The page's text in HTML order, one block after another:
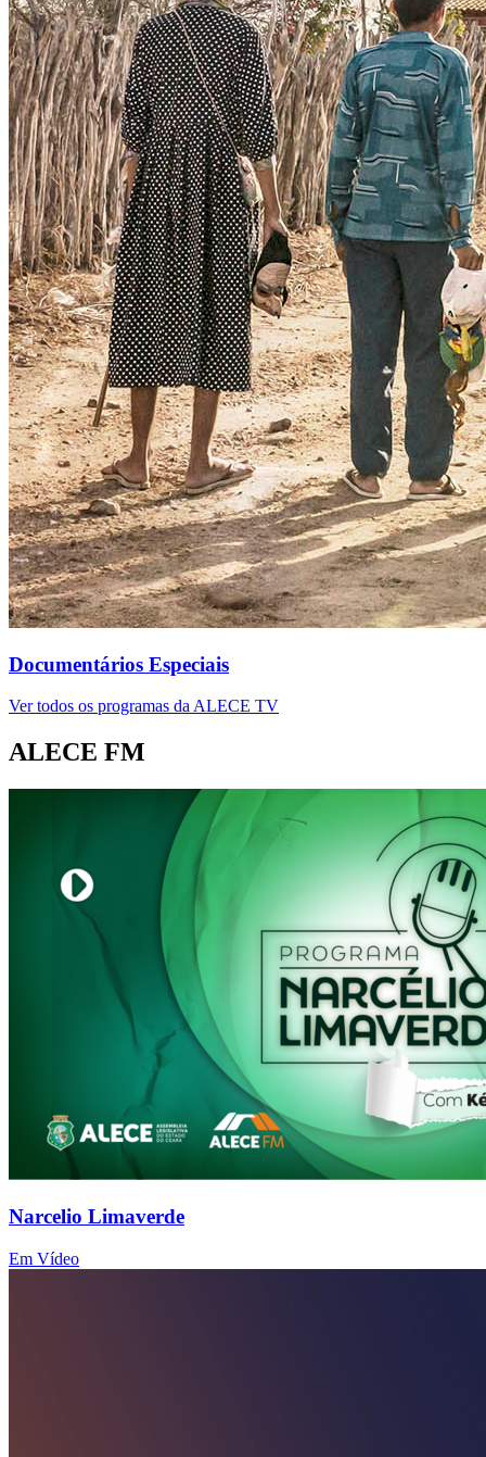
Documentários Especiais
Ver todos os programas da ALECE TV
ALECE FM
Narcelio Limaverde
Em Vídeo